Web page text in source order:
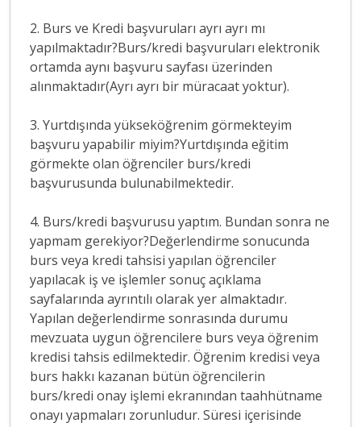
2. Burs ve Kredi başvuruları ayrı ayrı mı
yapılmaktadır?Burs/kredi başvuruları elektronik
ortamda aynı başvuru sayfası üzerinden
alınmaktadır(Ayrı ayrı bir müracaat yoktur).
3. Yurtdışında yükseköğrenim görmekteyim
başvuru yapabilir miyim?Yurtdışında eğitim
görmekte olan öğrenciler burs/kredi
başvurusunda bulunabilmektedir.
4. Burs/kredi başvurusu yaptım. Bundan sonra ne
yapmam gerekiyor?Değerlendirme sonucunda
burs veya kredi tahsisi yapılan öğrenciler
yapılacak iş ve işlemler sonuç açıklama
sayfalarında ayrıntılı olarak yer almaktadır.
Yapılan değerlendirme sonrasında durumu
mevzuata uygun öğrencilere burs veya öğrenim
kredisi tahsis edilmektedir. Öğrenim kredisi veya
burs hakkı kazanan bütün öğrencilerin
burs/kredi onay işlemi ekranından taahhütname
onayı yapmaları zorunludur. Süresi içerisinde